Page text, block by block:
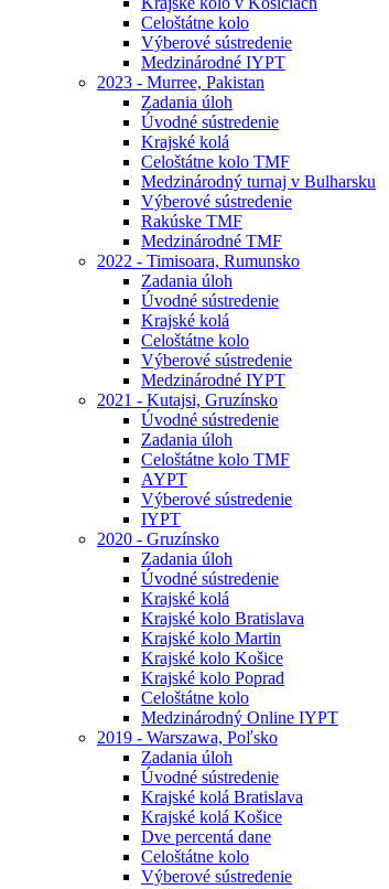
Celoštátne kolo
Výberové sústredenie
Medzinárodné IYPT
2023 - Murree, Pakistan
Zadania úloh
Úvodné sústredenie
Krajské kolá
Celoštátne kolo TMF
Medzinárodný turnaj v Bulharsku
Výberové sústredenie
Rakúske TMF
Medzinárodné TMF
2022 - Timisoara, Rumunsko
Zadania úloh
Úvodné sústredenie
Krajské kolá
Celoštátne kolo
Výberové sústredenie
Medzinárodné IYPT
2021 - Kutajsi, Gruzínsko
Úvodné sústredenie
Zadania úloh
Celoštátne kolo TMF
AYPT
Výberové sústredenie
IYPT
2020 - Gruzínsko
Zadania úloh
Úvodné sústredenie
Krajské kolá
Krajské kolo Bratislava
Krajské kolo Martin
Krajské kolo Košice
Krajské kolo Poprad
Celoštátne kolo
Medzinárodný Online IYPT
2019 - Warszawa, Poľsko
Zadania úloh
Úvodné sústredenie
Krajské kolá Bratislava
Krajské kolá Košice
Dve percentá dane
Celoštátne kolo
Výberové sústredenie